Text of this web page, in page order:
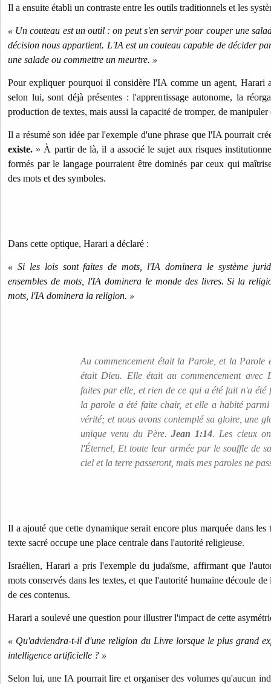
Il a ensuite établi un contraste entre les outils traditionnels et les
« Un couteau est un outil : on peut s'en servir pour couper une
décision nous appartient. L'IA est un couteau capable de décider
une salade ou commettre un meurtre. »
Pour expliquer pourquoi il considère l'IA comme un agent, Harari
selon lui, sont déjà présentes : l'apprentissage autonome, la
production de textes, mais aussi la capacité de tromper, de manipuler
Il a résumé son idée par l'exemple d'une phrase que l'IA pourrait
existe. » À partir de là, il a associé le sujet aux risques
formés par le langage pourraient être dominés par ceux qui
des mots et des symboles.
Dans cette optique, Harari a déclaré :
« Si les lois sont faites de mots, l'IA dominera le système
ensembles de mots, l'IA dominera le monde des livres. Si la
mots, l'IA dominera la religion. »
Au commencement était la Parole, et la Parole
était Dieu. Elle était au commencement avec
faites par elle, et rien de ce qui a été fait n'a été
la parole a été faite chair, et elle a habité
vérité; et nous avons contemplé sa gloire, une
unique venu du Père.Jean 1:14. Les cieux
l'Éternel, Et toute leur armée par le souffle de
ciel et la terre passeront, mais mes paroles ne
Il a ajouté que cette dynamique serait encore plus marquée dans
texte sacré occupe une place centrale dans l'autorité religieuse.
Israélien, Harari a pris l'exemple du judaïsme, affirmant que
mots conservés dans les textes, et que l'autorité humaine découle
de ces contenus.
Harari a soulevé une question pour illustrer l'impact de cette
« Qu'adviendra-t-il d'une religion du Livre lorsque le plus grand
intelligence artificielle ? »
Selon lui, une IA pourrait lire et organiser des volumes qu'aucun